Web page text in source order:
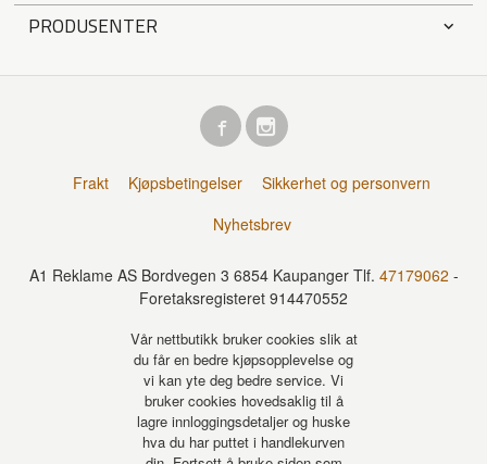
PRODUSENTER
Frakt Kjøpsbetingelser
Sikkerhet og personvern
Nyhetsbrev
A1 Reklame AS Bordvegen 3 6854 Kaupanger Tlf. 47179062 -
Foretaksregisteret 914470552
Vår nettbutikk bruker cookies slik at
du får en bedre kjøpsopplevelse og
vi kan yte deg bedre service. Vi
bruker cookies hovedsaklig til å
lagre innloggingsdetaljer og huske
hva du har puttet i handlekurven